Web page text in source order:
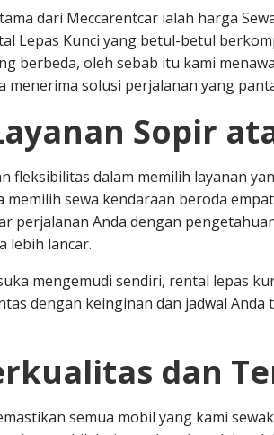
dari Meccarentcar ialah harga
Lepas Kunci yang betul-betul
berbeda, oleh sebab itu kami
menerima solusi perjalanan yang
Sopir
fleksibilitas dalam memilih layanan
memilih sewa kendaraan beroda
perjalanan Anda dengan
lebih lancar.
mengemudi sendiri, rental lepas
dengan keinginan dan jadwal
dan
semua mobil yang kami